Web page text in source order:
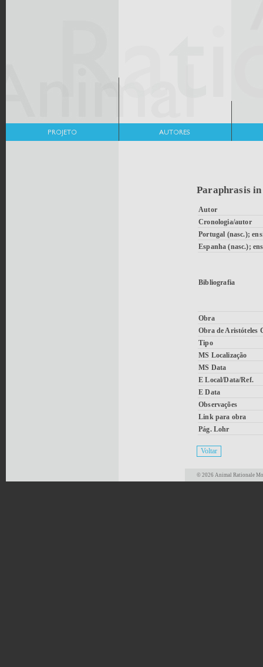
Paraphrasis
Autor
Cronologia/autor
Portugal (nasc.);
Espanha (nasc.);
Bibliografia
Obra
Obra de Aristóteles
Tipo
MS Localização
MS Data
E Local/Data/Ref.
E Data
Observações
Link para obra
Pág. Lohr
© 2026 Animal Rationale